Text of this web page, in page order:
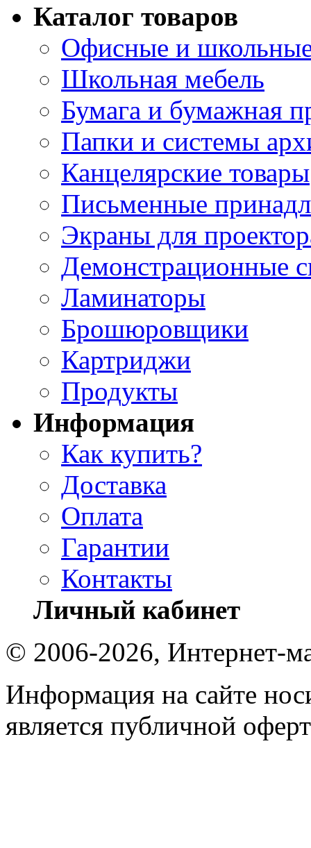
Каталог товаров
Офисные и
Школьная мебель
Бумага и бумажная
Папки и системы
Канцелярские товары
Письменные
Экраны для
Демонстрационные
Ламинаторы
Брошюровщики
Картриджи
Продукты
Информация
Как купить?
Доставка
Оплата
Гарантии
Контакты
Личный кабинет
© 2006-2026, Интернет-
Информация на сайте
является публичной